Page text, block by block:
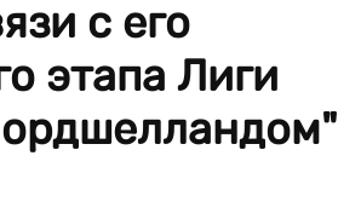
с его
этапа Лиги